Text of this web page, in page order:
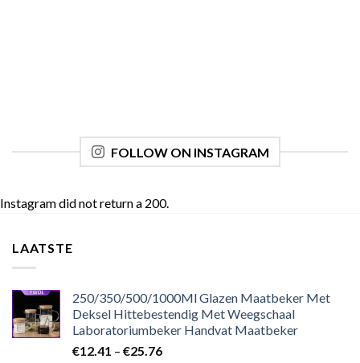
FOLLOW ON INSTAGRAM
Instagram did not return a 200.
LAATSTE
250/350/500/1000Ml Glazen Maatbeker Met
Deksel Hittebestendig Met Weegschaal
Laboratoriumbeker Handvat Maatbeker
€12.41 – €25.76